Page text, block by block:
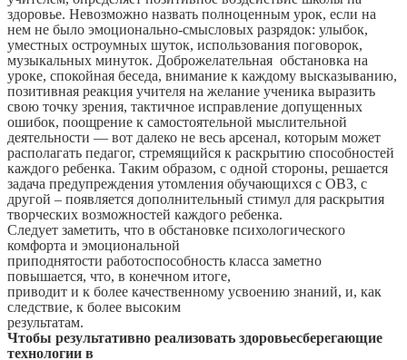
здоровье. Невозможно назвать полноценным урок, если на
нем не было эмоционально-смысловых разрядок: улыбок,
уместных остроумных шуток, использования поговорок,
музыкальных минуток. Доброжелательная обстановка на
уроке, спокойная беседа, внимание к каждому высказыванию,
позитивная реакция учителя на желание ученика выразить
свою точку зрения, тактичное исправление допущенных
ошибок, поощрение к самостоятельной мыслительной
деятельности — вот далеко не весь арсенал, которым может
располагать педагог, стремящийся к раскрытию способностей
каждого ребенка. Таким образом, с одной стороны, решается
задача предупреждения утомления обучающихся с ОВЗ, с
другой – появляется дополнительный стимул для раскрытия
творческих возможностей каждого ребенка.
Следует заметить, что в обстановке психологического
комфорта и эмоциональной
приподнятости работоспособность класса заметно
повышается, что, в конечном итоге,
приводит и к более качественному усвоению знаний, и, как
следствие, к более высоким
результатам.
Чтобы результативно реализовать здоровьесберегающие
технологии в